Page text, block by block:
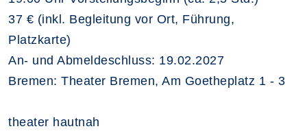
37 € (inkl. Begleitung vor Ort, Führung,
Platzkarte)
An- und Abmeldeschluss: 19.02.2027
Bremen: Theater Bremen, Am Goetheplatz 1­ - ­3
theater hautnah